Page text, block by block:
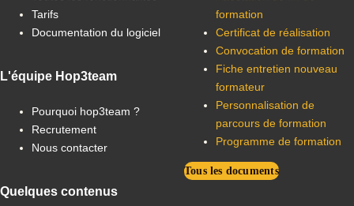
Tarifs
Documentation du logiciel
L'équipe Hop3team
Pourquoi hop3team ?
Recrutement
Nous contacter
Quelques contenus
formation
Certificat de réalisation
Convocation de formation
Fiche entretien nouveau
formateur
Personnalisation de
parcours de formation
Programme de formation
Tous les documents